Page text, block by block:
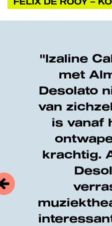
"Izaline
met
Desolato
van
is vanaf
krachtig.